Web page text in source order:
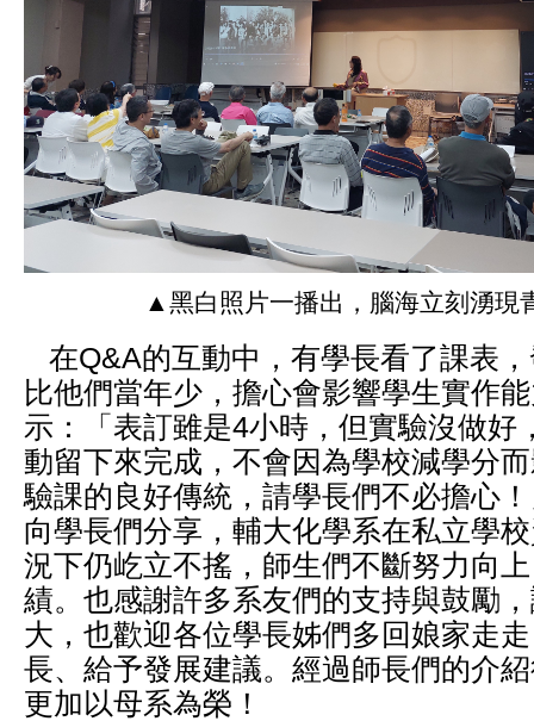
▲黑白照片一播出，腦海立刻湧現
在Q&A的互動中，有學長看了課表
比他們當年少，擔心會影響學生實作
示：「表訂雖是4小時，但實驗沒做好
動留下來完成，不會因為學校減學分
驗課的良好傳統，請學長們不必擔心
向學長們分享，輔大化學系在私立學
況下仍屹立不搖，師生們不斷努力向
績。也感謝許多系友們的支持與鼓勵
大，也歡迎各位學長姊們多回娘家走
長、給予發展建議。經過師長們的介
更加以母系為榮！